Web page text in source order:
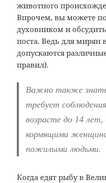
животного
Впрочем, вы можете
духовником и
поста. Ведь для мирян
допускаются
правил).
Важно также
требует
возрасте до 14
кормящими
пожилыми людьми.
Когда едят рыбу в